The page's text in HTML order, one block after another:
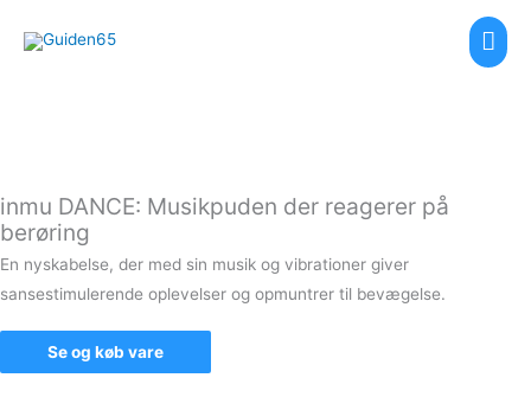
inmu DANCE: Musikpuden der reagerer på
berøring
En nyskabelse, der med sin musik og vibrationer giver
sansestimulerende oplevelser og opmuntrer til bevægelse.
Se og køb vare